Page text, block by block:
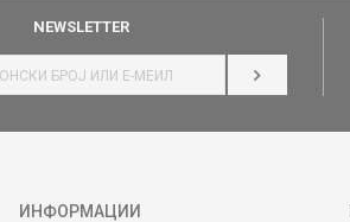
NEWSLETTER
НАЈАВИ СЕ
ИНФОРМАЦИИ